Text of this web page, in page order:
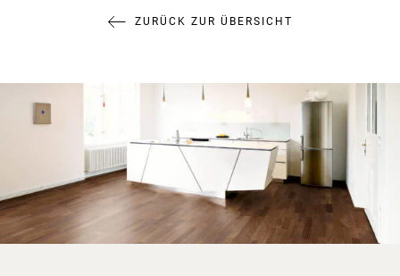
ZURÜCK ZUR ÜBERSICHT